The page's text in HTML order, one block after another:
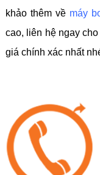
khảo thêm về máy
cao, liên hệ ngay
giá chính xác nhất